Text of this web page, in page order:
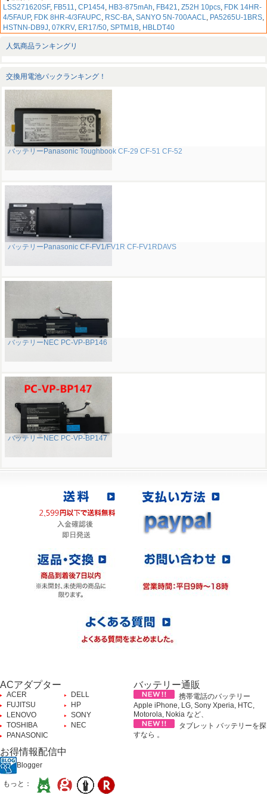
LSS271620SF, FB511, CP1454, HB3-875mAh, FB421, Z52H 10pcs, FDK 14HR-
4/5FAUP, FDK 8HR-4/3FAUPC, RSC-BA, SANYO 5N-700AACL, PA5265U-1BRS,
HSTNN-DB9J, 07KRV, ER17/50, SPTM1B, HBLDT40
人気商品ランキングリ
交換用電池パックランキング！
バッテリーPanasonic Toughbook CF-29 CF-51 CF-52
バッテリーPanasonic CF-FV1/FV1R CF-FV1RDAVS
バッテリーNEC PC-VP-BP146
バッテリーNEC PC-VP-BP147
ACアダプター
ACER
DELL
FUJITSU
HP
LENOVO
SONY
TOSHIBA
NEC
PANASONIC
バッテリー通販
携帯電話のバッテリー
Apple iPhone, LG, Sony Xperia, HTC,
Motorola, Nokia など、
タブレット バッテリーを探
すなら 。
お得情報配信中
Blogger
もっと：